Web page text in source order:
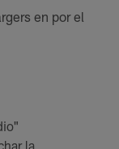
en por el
la